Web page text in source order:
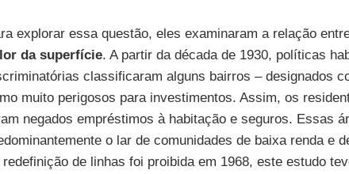
explorar essa questão, eles examinaram a relação
da superfície. A partir da década de 1930, políticas
classificaram alguns bairros – designados
muito perigosos para investimentos. Assim, os
negados empréstimos à habitação e seguros. Essas
o lar de comunidades de baixa renda e
redefinição de linhas foi proibida em 1968, este estudo